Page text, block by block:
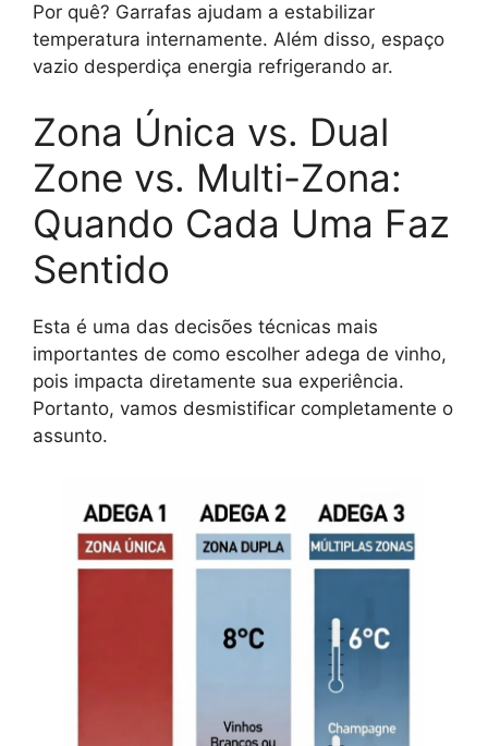
Por quê? Garrafas ajudam a estabilizar
temperatura internamente. Além disso, espaço
vazio desperdiça energia refrigerando ar.
Zona Única vs. Dual
Zone vs. Multi-Zona:
Quando Cada Uma Faz
Sentido
Esta é uma das decisões técnicas mais
importantes de como escolher adega de vinho,
pois impacta diretamente sua experiência.
Portanto, vamos desmistificar completamente o
assunto.